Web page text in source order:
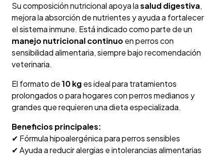
Su composición nutricional apoya lasalud digestiva,
mejora la absorción de nutrientes y ayuda a fortalecer
el sistema inmune. Está indicado como parte de un
manejo nutricional continuoen perros con
sensibilidad alimentaria, siempre bajo recomendación
veterinaria.
El formato de10 kg es ideal para tratamientos
prolongados o para hogares con perros medianos y
grandes que requieren una dieta especializada.
Beneficios principales:
✔ Fórmula hipoalergénica para perros sensibles
✔ Ayuda a reducir alergias e intolerancias alimentarias